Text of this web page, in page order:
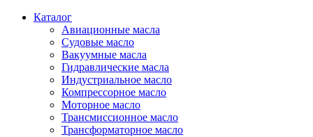
Каталог
Авиационные масла
Судовые масло
Вакуумные масла
Гидравлические масла
Индустриальное масло
Компрессорное масло
Моторное масло
Трансмиссионное масло
Трансформаторное масло